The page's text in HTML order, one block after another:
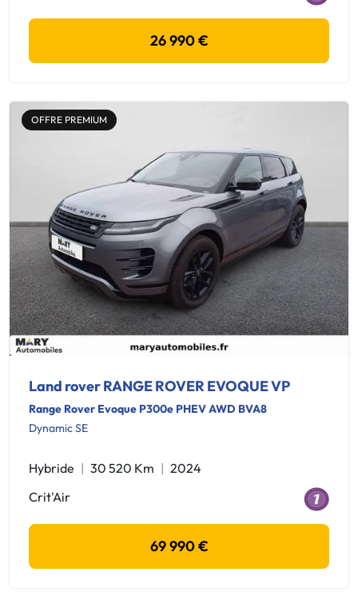
26 990 €
OFFRE PREMIUM
Land rover RANGE ROVER EVOQUE VP
Range Rover Evoque P300e PHEV AWD BVA8
Dynamic SE
Hybride 30 520 Km
2024
Crit'Air
69 990 €